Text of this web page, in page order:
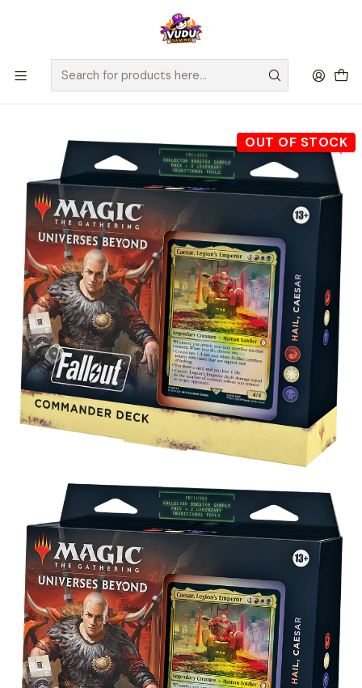
🚀 ¡Despachamos a todo Chile! Envío GRATIS a Regiones sobre
$100.000 y a RM sobre $35.000
Home Juegos de Cartas TCG
Magic The Gathering
Sellados Magic The Gathering
MTG Commander Deck: Fallout - Hail, Caesar - Inglés
OUT OF STOCK